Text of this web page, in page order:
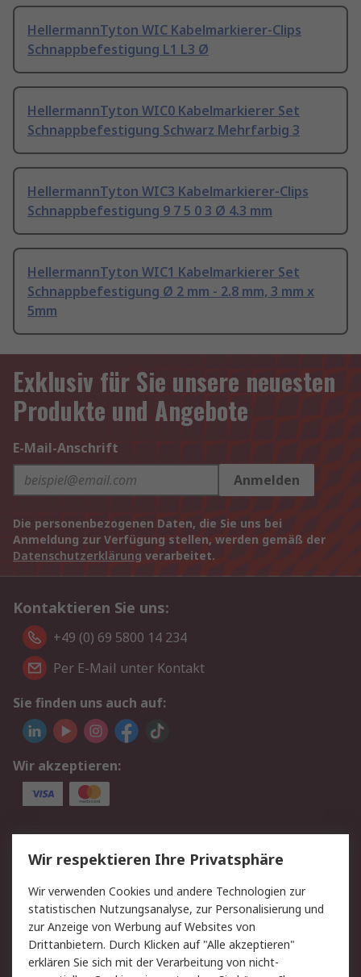
HellermannTyton WIC Kabelmarkierer-Clips
Schnappbefestigung L1 L3 Ø
HellermannTyton WIC0 Kabelmarkierer Set
Schnappbefestigung Schwarz Mehrfarbig 3
HellermannTyton WIC3 Kabelmarkierer-Clips
Schnappbefestigung 9 7 5 0 3 Ø 4.3 mm
HellermannTyton WIC1 Kabelmarkierer Set
Schnappbefestigung Ø 2 mm - 2.8 mm, 3 mm x
5mm
Exklusiv für Sie unsere neuesten
Produkte und Angebote
E-Mail-Anschrift
Anmelden
Die personenbezogenen Daten, die Sie uns bei
Anmeldung zur Verfügung stellen, werden gemäß der
Datenschutzerklärung verarbeitet.
Kontaktieren Sie uns:
+49 (0) 69 5800 14 234
Per E-Mail unter Kontakt
Sie finden uns auch auf:
Wir akzeptieren:
Service
Value Added Services
Lieferlösungen
Rücksendungen
Kontakt
Hilfe
Privatkunden
Rechtliches
Wir respektieren Ihre Privatsphäre
Wir verwenden Cookies und andere Technologien zur
statistischen Nutzungsanalyse, zur Personalisierung und
zur Anzeige von Werbung auf Websites von
Drittanbietern. Durch Klicken auf "Alle akzeptieren"
erklären Sie sich mit der Verarbeitung von nicht-